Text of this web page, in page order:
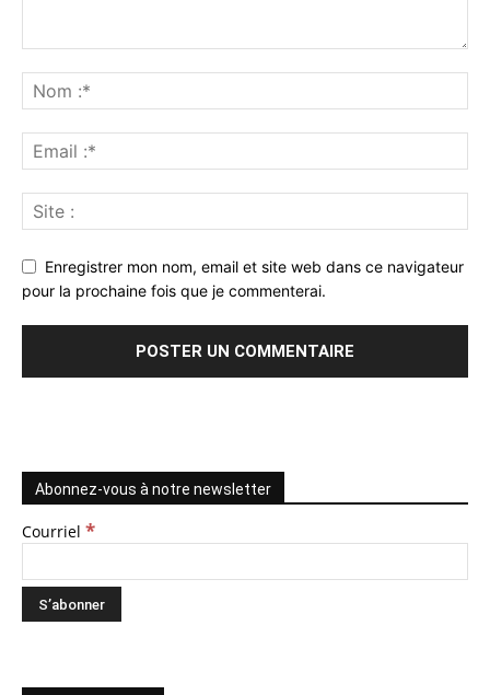
Enregistrer mon nom, email et site web dans ce navigateur
pour la prochaine fois que je commenterai.
Abonnez-vous à notre newsletter
Courriel *